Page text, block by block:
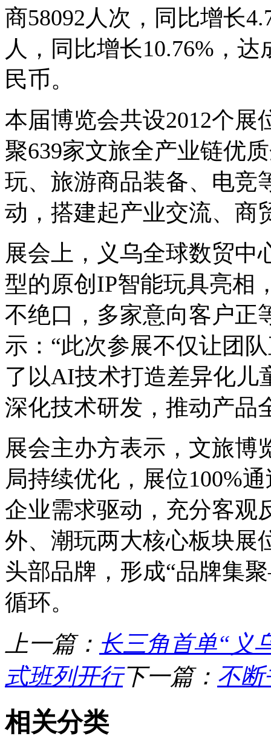
商58092人次，同比增长
人，同比增长10.76%，
民币。
本届博览会共设2012个展
聚639家文旅全产业链优
玩、旅游商品装备、电竞
动，搭建起产业交流、商
展会上，义乌全球数贸中
型的原创IP智能玩具亮相
不绝口，多家意向客户正
示：“此次参展不仅让团
了以AI技术打造差异化儿
深化技术研发，推动产品
展会主办方表示，文旅博
局持续优化，展位100%
企业需求驱动，充分客观
外、潮玩两大核心板块展
头部品牌，形成“品牌集
循环。
上一篇： 长三角首单“义
式班列开行下一篇： 不
相关分类